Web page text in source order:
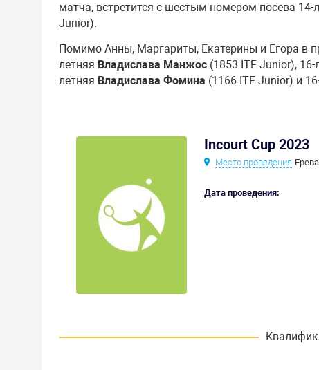
матча, встретится с шестым номером посева
Junior).
Помимо Анны, Маргариты, Екатерины и Егора в
летняя Владислава Манжос (1853 ITF Junior), 16-
летняя Владислава Фомина (1166 ITF Junior) и
Incourt Cup 2023
Место проведения
Дата проведения: